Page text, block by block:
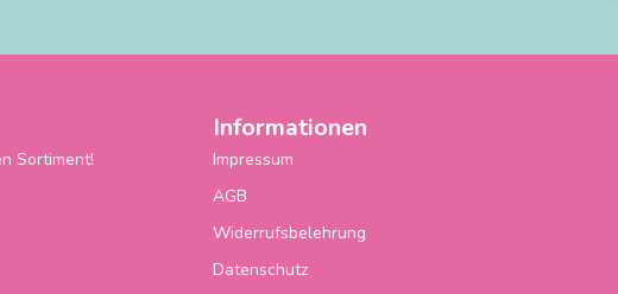
Sortiment!
Informationen
Impressum
AGB
Widerrufsbelehrung
Datenschutz